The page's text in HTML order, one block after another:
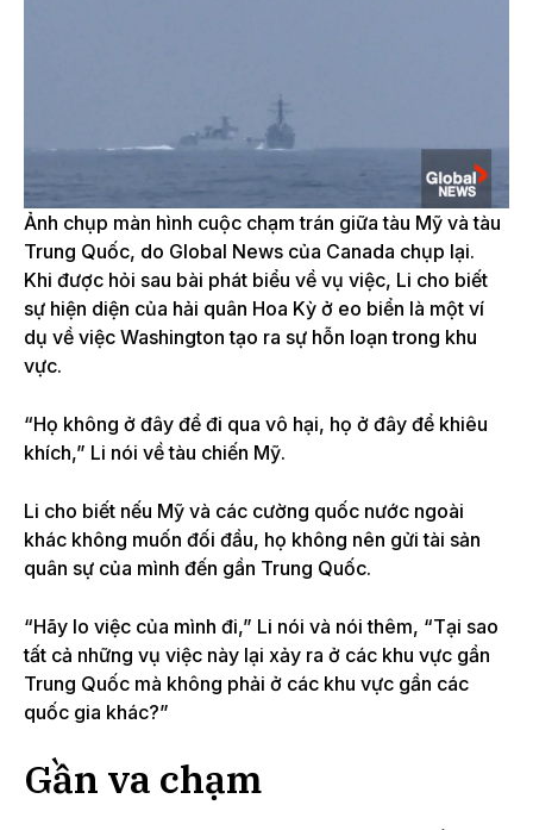
Ảnh chụp màn hình cuộc chạm trán giữa tàu Mỹ và tàu
Trung Quốc, do Global News của Canada chụp lại.
Khi được hỏi sau bài phát biểu về vụ việc, Li cho biết
sự hiện diện của hải quân Hoa Kỳ ở eo biển là một ví
dụ về việc Washington tạo ra sự hỗn loạn trong khu
vực.
“Họ không ở đây để đi qua vô hại, họ ở đây để khiêu
khích,” Li nói về tàu chiến Mỹ.
Li cho biết nếu Mỹ và các cường quốc nước ngoài
khác không muốn đối đầu, họ không nên gửi tài sản
quân sự của mình đến gần Trung Quốc.
“Hãy lo việc của mình đi,” Li nói và nói thêm, “Tại sao
tất cả những vụ việc này lại xảy ra ở các khu vực gần
Trung Quốc mà không phải ở các khu vực gần các
quốc gia khác?”
Gần va chạm